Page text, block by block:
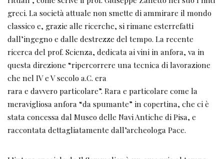
greci. La società attuale non smette di ammirare il mondo
classico e, grazie alle ricerche, si rimane esterrefatti
dall’ingegno e dalle destrezze del tempo. La recente
ricerca del prof. Scienza, dedicata ai vini in anfora, va in
questa direzione “ripercorrere una tecnica di lavorazione
che nel IV e V secolo a.C. era
rara e davvero particolare”. Rara e particolare come la
meravigliosa anfora “da spumante” in copertina, che ci è
stata concessa dal Museo delle Navi Antiche di Pisa, e
raccontata dettagliatamente dall’archeologa Pace.